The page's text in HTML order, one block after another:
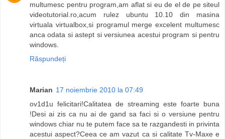
multumesc pentru program,am aflat si eu de el de pe siteul
videotutorial.ro,acum rulez ubuntu 10.10 din masina
virtuala virtualbox,si programul merge excelent multumesc
anca odata si astept si versiunea acestui program si pentru
windows.
Răspundeți
Marian 17 noiembrie 2010 la 07:49
ov1d1u felicitari!Calitatea de streaming este foarte buna
!Desi ai zis ca nu ai de gand sa faci si o versiune pentru
windows chiar nu te putem face sa te razgandesti in privinta
acestui aspect?Ceea ce am vazut ca si calitate Tv-Maxe e